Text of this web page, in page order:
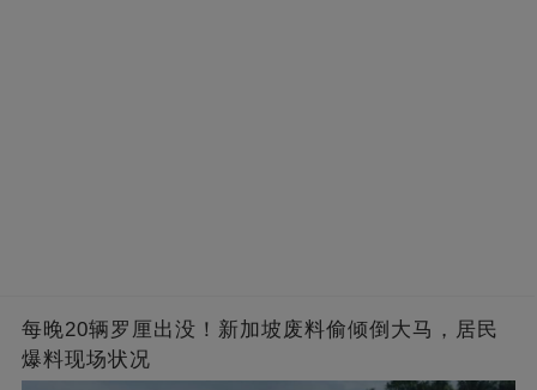
每晚20辆罗厘出没！新加坡废料偷倾倒大马，居民
爆料现场状况